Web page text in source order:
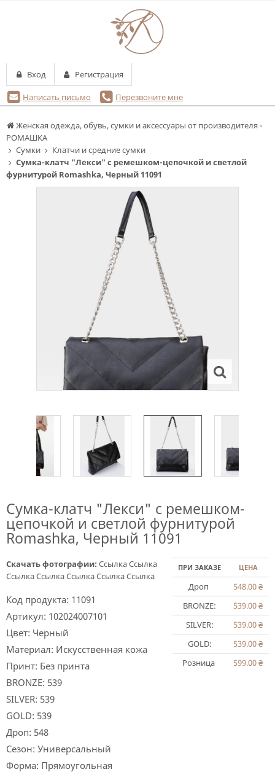
Женская одежда, обувь, сумки и аксессуары от производителя -
РОМАШКА
Сумки
Клатчи и средние сумки
Сумка-клатч "Лекси" с ремешком-цепочкой и светлой
фурнитурой Romashka, Черный 11091
Сумка-клатч "Лекси" с ремешком-
цепочкой и светлой фурнитурой
Romashka, Черный 11091
ПРИ ЗАКАЗЕ ЦЕНА
Дроп 548.00₴
BRONZE:
539.00₴
SILVER:
539.00₴
GOLD:
539.00₴
Розница
599.00₴
Скачать фотографии: СсылкаСсылка
СсылкаСсылкаСсылкаСсылкаСсылка
Код продукта: 11091
Артикул: 102024007101
Цвет: Черный
Материал: Искусственная кожа
Принт: Без принта
BRONZE: 539
SILVER: 539
GOLD: 539
Дроп: 548
Сезон: Универсальный
Форма: Прямоугольная
Написать письмо Перезвоните мне
Вход Регистрация